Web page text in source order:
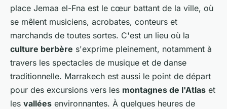
place Jemaa el-Fna est le cœur battant de la ville, où
se mêlent musiciens, acrobates, conteurs et
marchands de toutes sortes. C'est un lieu où la
culture berbère s'exprime pleinement, notamment à
travers les spectacles de musique et de danse
traditionnelle. Marrakech est aussi le point de départ
pour des excursions vers les montagnes de l'Atlas et
les vallées environnantes. À quelques heures de